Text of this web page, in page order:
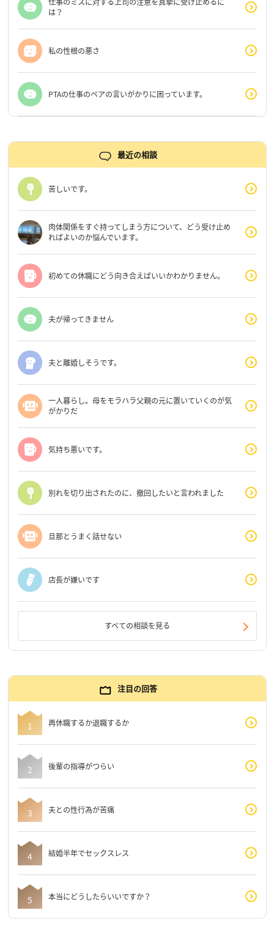
は？
私の性根の悪さ
PTAの仕事のペアの言いがかりに困っています。
最近の相談
苦しいです。
肉体関係をすぐ持ってしまう方について、どう受け止め
ればよいのか悩んでいます。
初めての休職にどう向き合えばいいかわかりません。
夫が帰ってきません
夫と離婚しそうです。
一人暮らし。母をモラハラ父親の元に置いていくのが気
がかりだ
気持ち悪いです。
別れを切り出されたのに、撤回したいと言われました
旦那とうまく話せない
店長が嫌いです
すべての相談を見る
注目の回答
再休職するか退職するか
後輩の指導がつらい
夫との性行為が苦痛
結婚半年でセックスレス
本当にどうしたらいいですか？